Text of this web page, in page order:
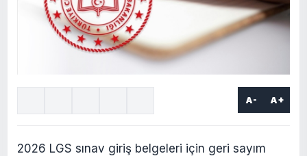
A- A+
2026 LGS sınav giriş belgeleri için geri sayım